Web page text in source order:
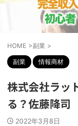
HOME >副業 >
副業 情報商材
株式会社ラッ
る？佐藤降司
2022年3月8日